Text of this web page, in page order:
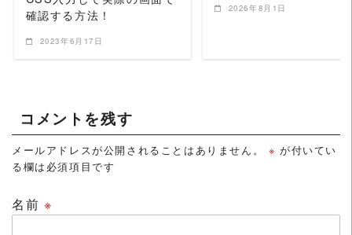
確認する方法！
2023年6月17日
2026年8月1日
コメントを残す
メールアドレスが公開されることはありません。 ※ が付いてい
る欄は必須項目です
名前 ※